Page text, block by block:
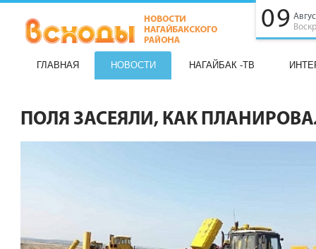
09
ГЛАВНАЯ НОВОСТИ НАГАЙБАК -ТВ
ПОЛЯ ЗАСЕЯЛИ, КАК